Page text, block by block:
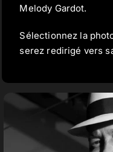
Melody Gardot.
Sélectionnez la
serez redirigé vers